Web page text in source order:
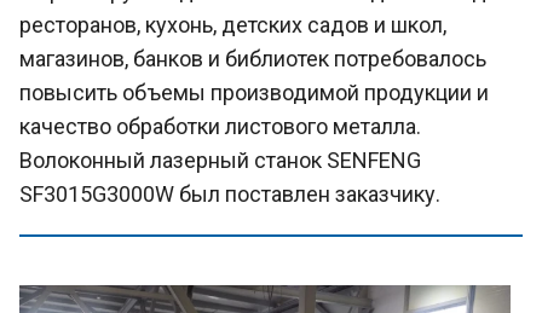
ресторанов, кухонь, детских садов и школ,
магазинов, банков и библиотек потребовалось
повысить объемы производимой продукции и
качество обработки листового металла.
Волоконный лазерный станок SENFENG
SF3015G3000W был поставлен заказчику.